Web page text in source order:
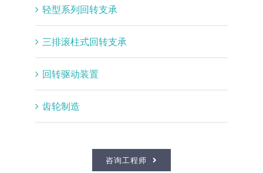
轻型系列回转支承
三排滚柱式回转支承
回转驱动装置
齿轮制造
咨询工程师